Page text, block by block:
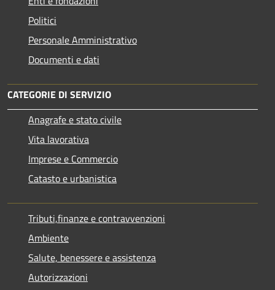
Politici
Personale Amministrativo
Documenti e dati
CATEGORIE DI SERVIZIO
Anagrafe e stato civile
Vita lavorativa
Imprese e Commercio
Catasto e urbanistica
Tributi,finanze e contravvenzioni
Ambiente
Salute, benessere e assistenza
Autorizzazioni